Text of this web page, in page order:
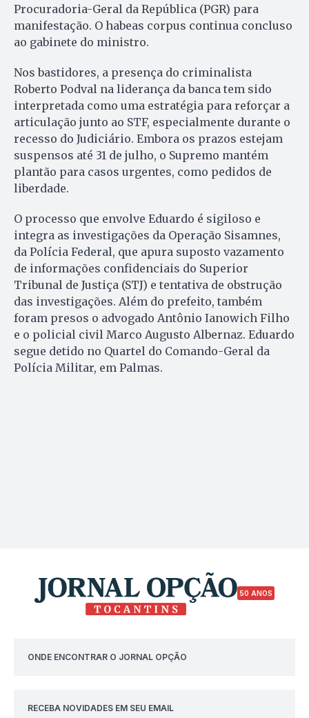
Procuradoria-Geral da República (PGR) para
manifestação. O habeas corpus continua concluso
ao gabinete do ministro.
Nos bastidores, a presença do criminalista
Roberto Podval na liderança da banca tem sido
interpretada como uma estratégia para reforçar a
articulação junto ao STF, especialmente durante o
recesso do Judiciário. Embora os prazos estejam
suspensos até 31 de julho, o Supremo mantém
plantão para casos urgentes, como pedidos de
liberdade.
O processo que envolve Eduardo é sigiloso e
integra as investigações da Operação Sisamnes,
da Polícia Federal, que apura suposto vazamento
de informações confidenciais do Superior
Tribunal de Justiça (STJ) e tentativa de obstrução
das investigações. Além do prefeito, também
foram presos o advogado Antônio Ianowich Filho
e o policial civil Marco Augusto Albernaz. Eduardo
segue detido no Quartel do Comando-Geral da
Polícia Militar, em Palmas.
50 ANOS
ONDE ENCONTRAR O JORNAL OPÇÃO
RECEBA NOVIDADES EM SEU EMAIL